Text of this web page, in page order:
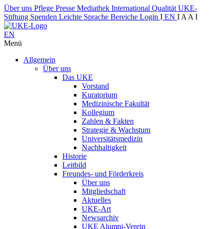
Über uns Pflege Presse Mediathek International Qualität UKE-
Stiftung Spenden Leichte Sprache Bereiche Login I EN I A A I
EN
Menü
Allgemein
Über uns
Das UKE
Vorstand
Kuratorium
Medizinische Fakultät
Kollegium
Zahlen & Fakten
Strategie & Wachstum
Universitätsmedizin
Nachhaltigkeit
Historie
Leitbild
Freundes- und Förderkreis
Über uns
Mitgliedschaft
Aktuelles
UKE-Art
Newsarchiv
UKE Alumni-Verein